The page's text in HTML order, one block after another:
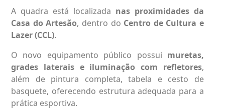
A quadra está localizada nas proximidades da
Casa do Artesão, dentro do Centro de Cultura e
Lazer (CCL).
O novo equipamento público possui muretas,
grades laterais e iluminação com refletores,
além de pintura completa, tabela e cesto de
basquete, oferecendo estrutura adequada para a
prática esportiva.